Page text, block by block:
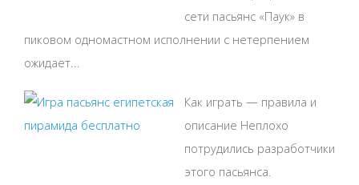
сети пасьянс «Паук» в
пиковом одномастном исполнении с нетерпением
ожидает...
Как играть — правила и
описание Неплохо
потрудились разработчики
этого пасьянса.